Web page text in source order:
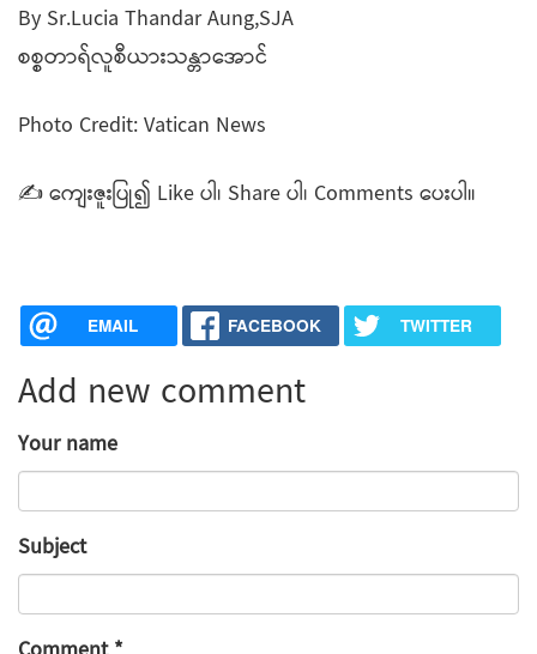
By Sr.Lucia Thandar Aung,SJA
စစ္စတာရ်လူစီယားသန္တာအောင်
Photo Credit: Vatican News
✍️ ကျေးဇူးပြု၍ Like ပါ၊ Share ပါ၊ Comments ပေးပါ။
EMAIL FACEBOOK TWITTER
Add new comment
Your name
Subject